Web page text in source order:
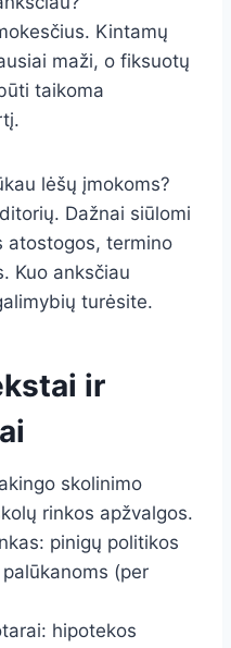
Kintamų
maži, o fiksuotų
taikoma
lėšų įmokoms?
Dažnai siūlomi
atostogos, termino
Kuo anksčiau
turėsite.
ir
skolinimo
rinkos apžvalgos.
pinigų politikos
(per
hipotekos